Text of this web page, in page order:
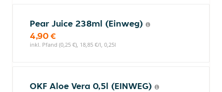
Pear Juice 238ml (Einweg)
4,90 €
inkl. Pfand (0,25 €), 18,85 €/l, 0,25l
OKF Aloe Vera 0,5l (EINWEG)